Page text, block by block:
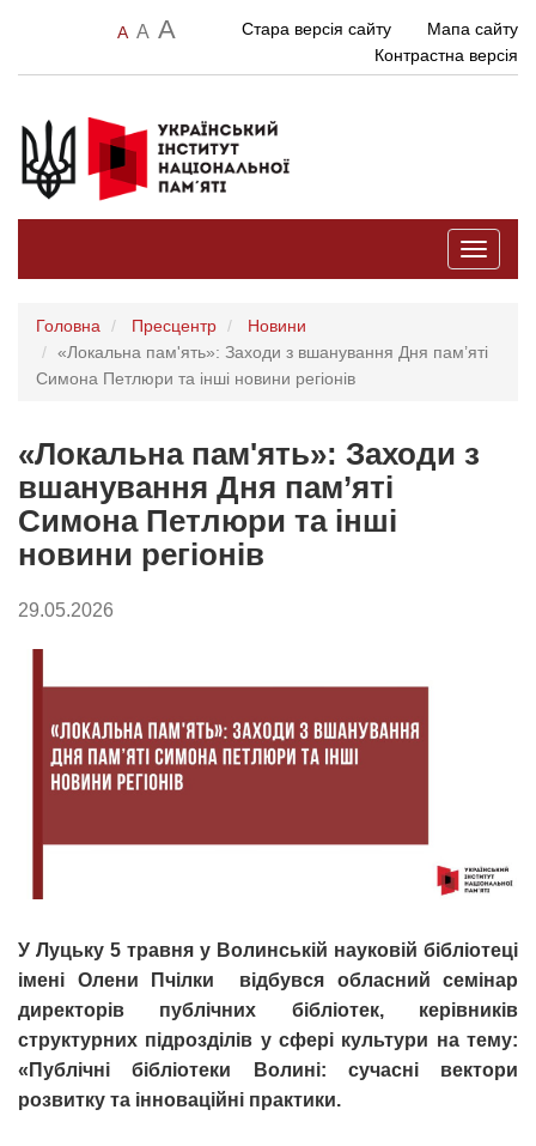
A A A Стара версія сайту
Мапа сайту
Контрастна версія
Toggle
Головна Пресцентр
Новини
«Локальна пам'ять»: Заходи з вшанування Дня пам’яті
Симона Петлюри та інші новини регіонів
«Локальна пам'ять»: Заходи з
вшанування Дня пам’яті
Симона Петлюри та інші
новини регіонів
29.05.2026
У Луцьку 5 травня у Волинській науковій бібліотеці
імені Олени Пчілки відбувся обласний семінар
директорів публічних бібліотек, керівників
структурних підрозділів у сфері культури на тему:
«Публічні бібліотеки Волині: сучасні вектори
розвитку та інноваційні практики.